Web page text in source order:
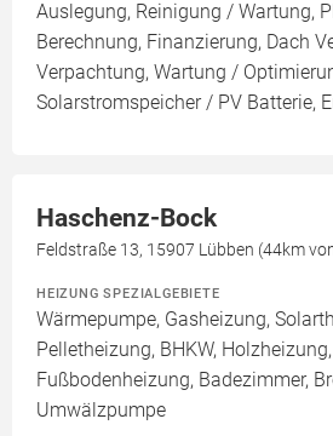
Auslegung, Reinigung / Wartung,
Berechnung, Finanzierung, Dach
Verpachtung, Wartung /
Solarstromspeicher / PV Batterie,
Haschenz-Bock
Feldstraße 13, 15907 Lübben (44km
HEIZUNG SPEZIALGEBIETE
Wärmepumpe, Gasheizung,
Pelletheizung, BHKW,
Fußbodenheizung, Badezimmer,
Umwälzpumpe